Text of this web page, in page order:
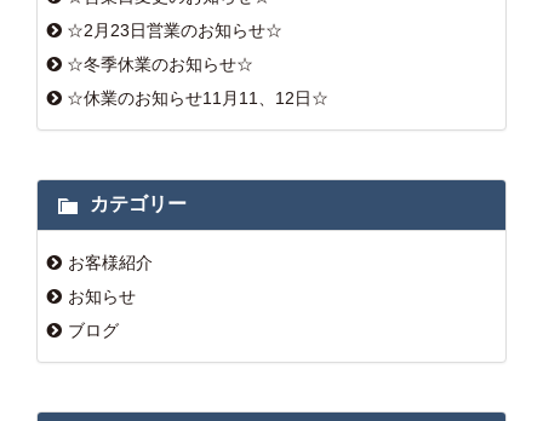
☆2月23日営業のお知らせ☆
☆冬季休業のお知らせ☆
☆休業のお知らせ11月11、12日☆
カテゴリー
お客様紹介
お知らせ
ブログ